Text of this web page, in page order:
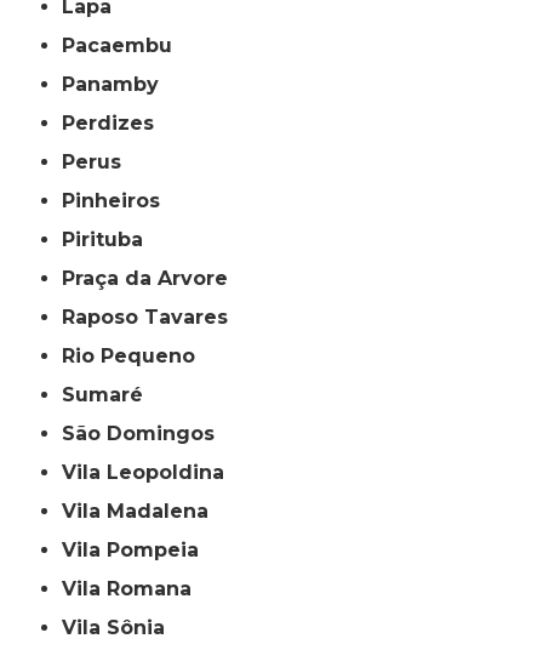
Lapa
Pacaembu
Panamby
Perdizes
Perus
Pinheiros
Pirituba
Praça da Arvore
Raposo Tavares
Rio Pequeno
Sumaré
São Domingos
Vila Leopoldina
Vila Madalena
Vila Pompeia
Vila Romana
Vila Sônia